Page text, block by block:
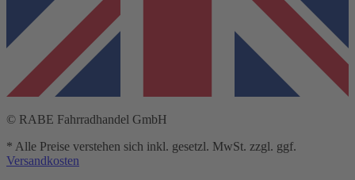
© RABE Fahrradhandel GmbH
* Alle Preise verstehen sich inkl. gesetzl. MwSt. zzgl. ggf.
Versandkosten